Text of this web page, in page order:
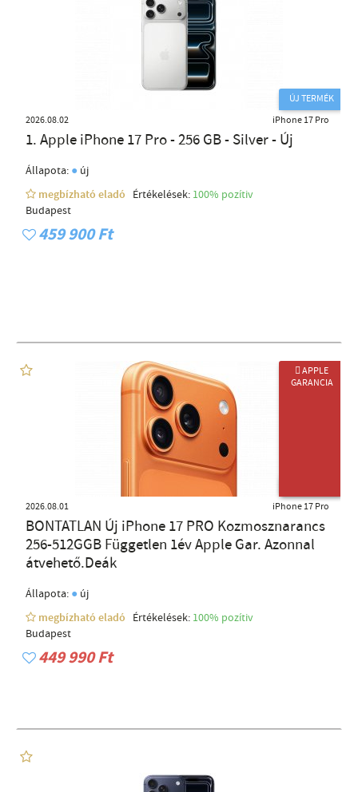
ÚJ TERMÉK
2026.08.02
iPhone 17 Pro
1. Apple iPhone 17 Pro - 256 GB - Silver - Új
Állapota: ● új
megbízható eladó
Értékelések: 100% pozítiv
Budapest
459 900 Ft
 APPLE
GARANCIA
2026.08.01 iPhone 17 Pro
BONTATLAN Új iPhone 17 PRO Kozmosznarancs
256-512GGB Független 1év Apple Gar. Azonnal
átvehető.Deák
Állapota: ● új
megbízható eladó
Értékelések: 100% pozítiv
Budapest
449 990 Ft